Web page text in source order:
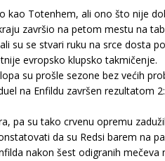
kao Totenhem, ali ono što nije
završio na petom mestu na
su se stvari ruku na srce dosta
evropsko klupsko takmičenje.
su prošle sezone bez većih
na Enfildu završen rezultatom
pa su tako crvenu opremu
da su Redsi barem na
nakon šest odigranih